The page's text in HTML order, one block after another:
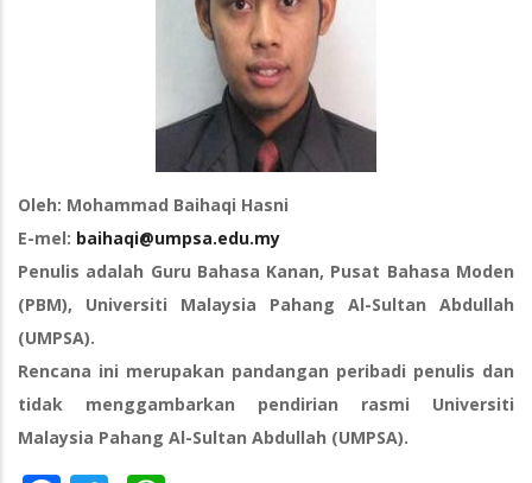
Oleh: Mohammad Baihaqi Hasni
E-mel: baihaqi@umpsa.edu.my
Penulis adalah Guru Bahasa Kanan, Pusat Bahasa Moden
(PBM), Universiti Malaysia Pahang Al-Sultan Abdullah
(UMPSA).
Rencana ini merupakan pandangan peribadi penulis dan
tidak menggambarkan pendirian rasmi Universiti
Malaysia Pahang Al-Sultan Abdullah (UMPSA).